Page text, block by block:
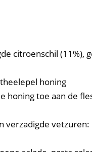
citroenschil (11%),
honing
honing toe aan de
verzadigde